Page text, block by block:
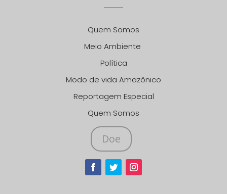
Quem Somos
Meio Ambiente
Política
Modo de vida Amazônico
Reportagem Especial
Quem Somos
Doe